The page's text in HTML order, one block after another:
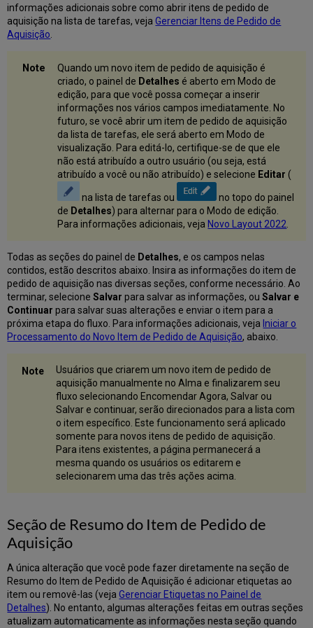
informações adicionais sobre como abrir itens de pedido de
aquisição na lista de tarefas, vejaGerenciar Itens de Pedido de
Aquisição
Quando um novo item de pedido de aquisição é
criado, o painel de Detalhes é aberto em Modo de
edição, para que você possa começar a inserir
informações nos vários campos imediatamente. No
futuro, se você abrir um item de pedido de aquisição
da lista de tarefas, ele será aberto em Modo de
visualização. Para editá-lo, certifique-se de que ele
não está atribuído a outro usuário (ou seja, está
atribuído a você ou não atribuído) e selecione Editar (
na lista de tarefas ou
no topo do painel
de Detalhes) para alternar para o Modo de edição.
Para informações adicionais, veja Novo Layout 2022
Todas as seções do painel de Detalhes, e os campos nelas
contidos, estão descritos abaixo. Insira as informações do item de
pedido de aquisição nas diversas seções, conforme necessário. Ao
terminar, selecioneSalvar para salvar as informações, ouSalvar e
Continuar para salvar suas alterações e enviar o item para a
próxima etapa do fluxo. Para informações adicionais, veja Iniciar o
Processamento do Novo Item de Pedido de Aquisição, abaixo.
Usuários que criarem um novo item de pedido de
aquisição manualmente no Alma e finalizarem seu
fluxo selecionando Encomendar Agora, Salvar ou
Salvar e continuar, serão direcionados para a lista com
o item específico. Este funcionamento será aplicado
somente para novos itens de pedido de aquisição.
Para itens existentes, a página permanecerá a
mesma quando os usuários os editarem e
selecionarem uma das três ações acima.
Seção de Resumo do Item de Pedido de
Aquisição
A única alteração que você pode fazer diretamente na seção de
Resumo do Item de Pedido de Aquisição é adicionar etiquetas ao
item ou removê-las (vejaGerenciar Etiquetas no Painel de
Detalhes). No entanto, algumas alterações feitas em outras seções
atualizam automaticamente as informações nesta seção quando